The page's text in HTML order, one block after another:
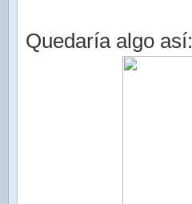
Quedaría algo así: